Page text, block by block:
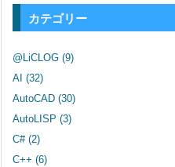
カテゴリー
@LiCLOG (9)
AI (32)
AutoCAD (30)
AutoLISP (3)
C# (2)
C++ (6)